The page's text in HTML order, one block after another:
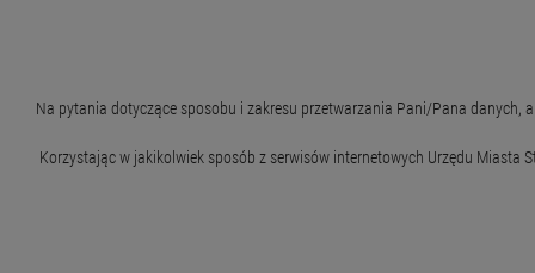
Na pytania dotyczące sposobu i zakresu przetwarzania Pani/Pana danych,
Korzystając w jakikolwiek sposób z serwisów internetowych Urzędu Miasta